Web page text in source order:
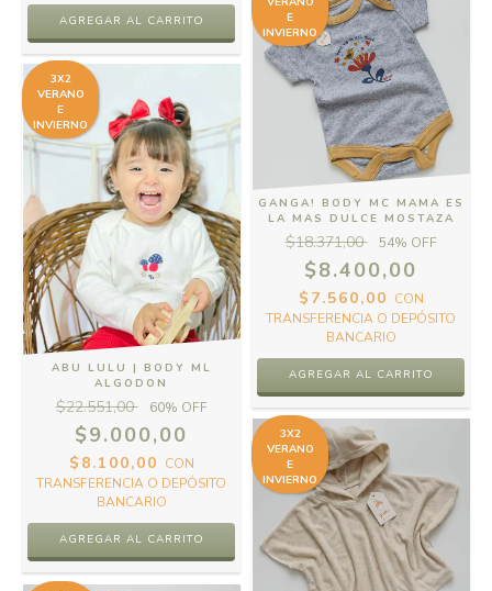
AGREGAR AL CARRITO
3X2
VERANO
E
INVIERNO
ABU LULU | BODY ML
ALGODON
$22.551,00 60% OFF
$9.000,00
$8.100,00 CON
TRANSFERENCIA O DEPÓSITO
BANCARIO
AGREGAR AL CARRITO
E
INVIERNO
GANGA! BODY MC MAMA ES
LA MAS DULCE MOSTAZA
$18.371,00 54% OFF
$8.400,00
$7.560,00 CON
TRANSFERENCIA O DEPÓSITO
BANCARIO
AGREGAR AL CARRITO
3X2
VERANO
E
INVIERNO